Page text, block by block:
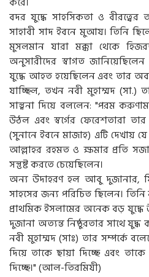
বদর যুদ্ধে সাহসিকতা ও বীরত্বের
সাহাবী সাদ ইবনে মুআয। তিনি
মুসলমান যারা মক্কা থেকে
অনুসারীদের স্বাগত
যুদ্ধে আহত হয়েছিলেন এবং তার
যাচ্ছিল, তখন নবী মুহাম্মদ (সা.)
সান্ত্বনা দিয়ে বললেন: "পরম
উঠল এবং স্বর্গের ফেরেশতারা তার
(সুনানে ইবনে মাজাহ) এটি দেখায়
আল্লাহর রহমত ও ক্ষমার প্রতি
সন্তুষ্ট করতে চেয়েছিলেন।
অন্য উদাহরণ হল আবু দুজানার,
সাহসের জন্য পরিচিত ছিলেন।
প্রাথমিক ইসলামের অনেক বড়
দুজানা অত্যন্ত নিষ্ঠুরতার সাথে যুদ্ধ
নবী মুহাম্মদ (সাঃ) তার সম্পর্কে
দিয়ে তাকে ছায়া দিচ্ছে এবং
দিচ্ছে।" (আল-তিরমিযী)